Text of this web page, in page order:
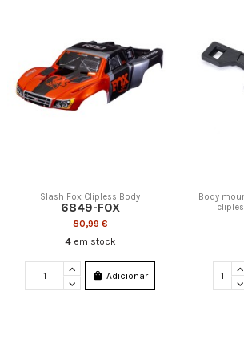
Slash Fox Clipless Body
6849-FOX
80,99 €
4 em stock
Adicionar
Body